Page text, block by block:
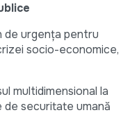
de urgența pentru
socio-economice,
multidimensional la
securitate umană